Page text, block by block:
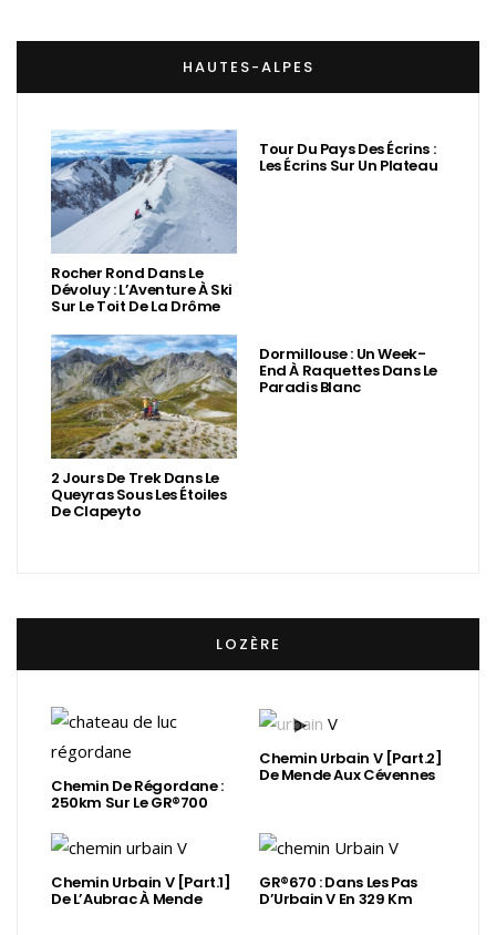
HAUTES-ALPES
Rocher Rond Dans Le
Dévoluy : L’Aventure À Ski
Sur Le Toit De La Drôme
Tour Du Pays Des Écrins :
Les Écrins Sur Un Plateau
2 Jours De Trek Dans Le
Queyras Sous Les Étoiles
De Clapeyto
Dormillouse : Un Week-
End À Raquettes Dans Le
Paradis Blanc
LOZÈRE
Chemin De Régordane :
250km Sur Le GR®700
Chemin Urbain V [Part.2]
De Mende Aux Cévennes
Chemin Urbain V [Part.1]
De L’Aubrac À Mende
GR®670 : Dans Les Pas
D’Urbain V En 329 Km